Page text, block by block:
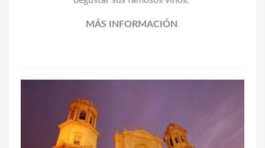
MÁS INFORMACIÓN